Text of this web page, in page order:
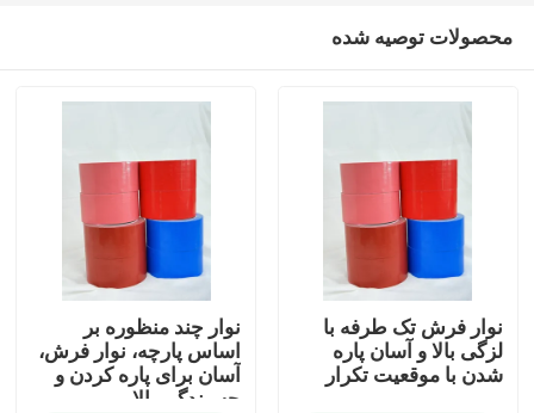
خانه
محصولات توصیه شده
نوار فرش تک طرفه با
لزگی بالا و آسان پاره
شدن با موقعیت تکرار
نوار چند منظوره بر
اساس پارچه، نوار فرش،
آسان برای پاره کردن و
چسبندگی بالا